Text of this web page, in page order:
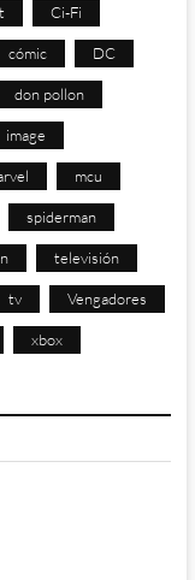
Ci-Fi
cómic DC
don pollon
image
mcu
spiderman
televisión
tv Vengadores
xbox